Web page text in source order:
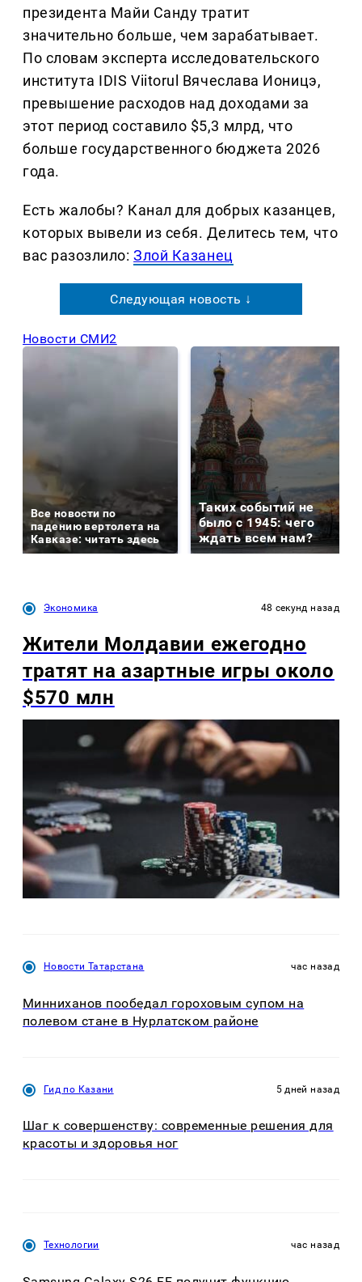
президента Майи Санду тратит
значительно больше, чем зарабатывает.
По словам эксперта исследовательского
института IDIS Viitorul Вячеслава Ионицэ,
превышение расходов над доходами за
этот период составило $5,3 млрд, что
больше государственного бюджета 2026
года.
Есть жалобы? Канал для добрых казанцев,
которых вывели из себя. Делитеcь тем, что
вас разозлило:Злой Казанец
Следующая новость ↓
Новости СМИ2
Все новости по
падению вертолета на
Кавказе: читать здесь
Таких событий не
было с 1945: чего
ждать всем нам?
Экономика 48 секунд назад
Жители Молдавии ежегодно
тратят на азартные игры около
$570 млн
Новости Татарстана час назад
Минниханов пообедал гороховым супом на
полевом стане в Нурлатском районе
Гид по Казани 5 дней назад
Шаг к совершенству: современные решения для
красоты и здоровья ног
Технологии час назад